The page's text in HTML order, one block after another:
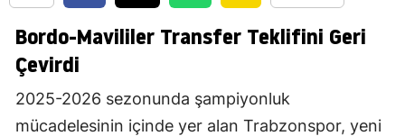
Bordo-Mavililer Transfer Teklifini Geri
Çevirdi
2025-2026 sezonunda şampiyonluk
mücadelesinin içinde yer alan Trabzonspor, yeni